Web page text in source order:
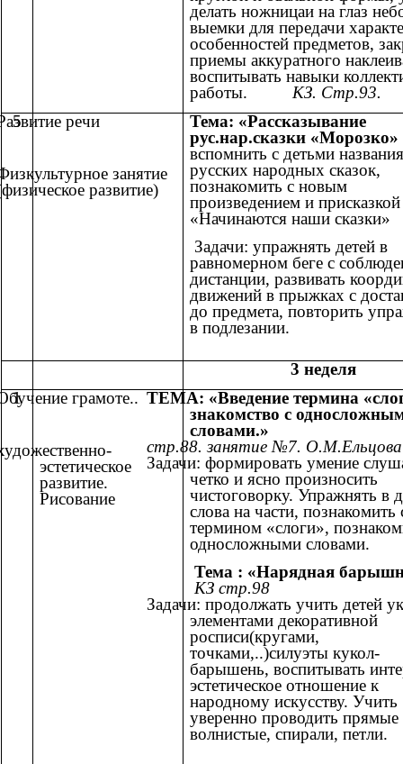
делать ножницаи на глаз
выемки для передачи
особенностей предметов,
приемы аккуратного
воспитывать навыки
работы. КЗ. Стр.93.
5
речи
занятие
развитие)
Тема: «Рассказывание
рус.нар.сказки «Морозко»
вспомнить с детьми названия
русских народных сказок,
познакомить с новым
произведением и присказкой
«Начинаются наши сказки»
Задачи: упражнять детей в
равномерном беге с
дистанции, развивать
движений в прыжках с
до предмета, повторить
в подлезании.
3 неделя
1
грамоте..
эстетическое
развитие.
Рисование
ТЕМА: «Введение термина
знакомство с
словами.»
стр.88. занятие №7. О.М.Ельцова
Задачи: формировать умение
четко и ясно произносить
чистоговорку. Упражнять в
слова на части, познакомить
термином «слоги»,
односложными словами.
Тема : «Нарядная
КЗ стр.98
Задачи: продолжать учить детей
элементами декоративной
росписи(кругами,
точками,..)силуэты кукол-
барышень, воспитывать
эстетическое отношение к
народному искусству. Учить
уверенно проводить
волнистые, спирали, петли.